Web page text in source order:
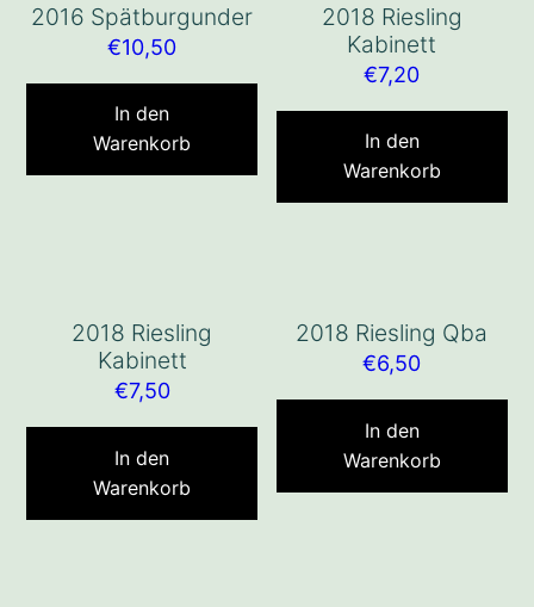
2016 Spätburgunder
€10,50
In den
Warenkorb
2018 Riesling
Kabinett
€7,20
In den
Warenkorb
2018 Riesling
Kabinett
€7,50
In den
Warenkorb
2018 Riesling Qba
€6,50
In den
Warenkorb